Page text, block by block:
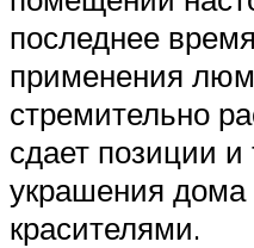
последнее
применения
стремительно
сдает позиции
украшения
красителями.